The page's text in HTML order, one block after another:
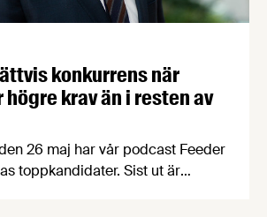
konkurrens när
högre krav än i resten av
26 maj har vår podcast Feeder
toppkandidater. Sist ut är